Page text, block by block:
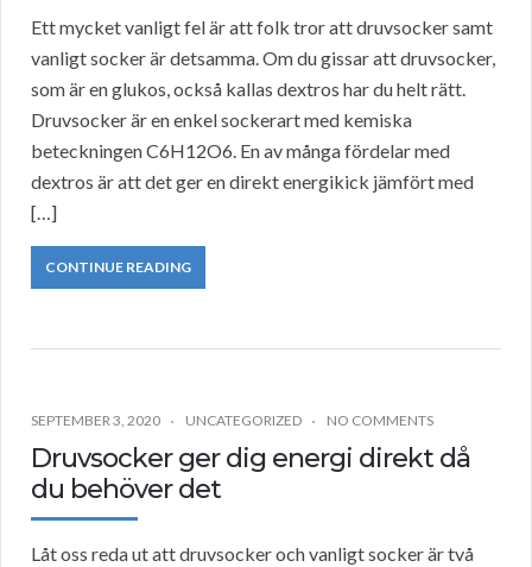
Ett mycket vanligt fel är att folk tror att druvsocker samt
vanligt socker är detsamma. Om du gissar att druvsocker,
som är en glukos, också kallas dextros har du helt rätt.
Druvsocker är en enkel sockerart med kemiska
beteckningen C6H12O6. En av många fördelar med
dextros är att det ger en direkt energikick jämfört med
[…]
CONTINUE READING
SEPTEMBER 3, 2020 UNCATEGORIZED NO COMMENTS
Druvsocker ger dig energi direkt då
du behöver det
Låt oss reda ut att druvsocker och vanligt socker är två